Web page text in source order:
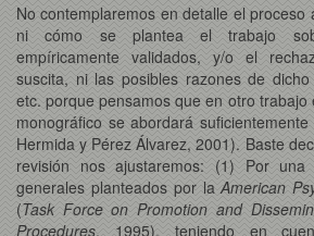
No contemplaremos en detalle el proceso
ni cómo se plantea el trabajo
empíricamente validados, y/o el
suscita, ni las posibles razones de
etc. porque pensamos que en otro trabajo
monográfico se abordará
Hermida y Pérez Álvarez, 2001). Baste
revisión nos ajustaremos: (1) Por
generales planteados por laAmerican
(Task Force on Promotion and
Procedures, 1995), teniendo en